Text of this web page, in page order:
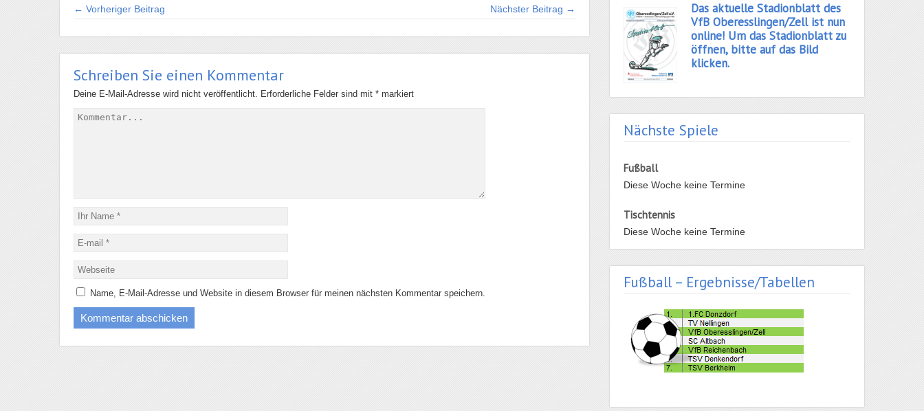
← Vorheriger Beitrag Nächster Beitrag →
Schreiben Sie einen Kommentar
Deine E-Mail-Adresse wird nicht veröffentlicht. Erforderliche Felder sind mit * markiert
Name, E-Mail-Adresse und Website in diesem Browser für meinen nächsten Kommentar speichern.
Das aktuelle Stadionblatt des
VfB Oberesslingen/Zell ist nun
online! Um das Stadionblatt zu
öffnen, bitte auf das Bild
klicken.
Nächste Spiele
Fußball
Diese Woche keine Termine
Tischtennis
Diese Woche keine Termine
Fußball – Ergebnisse/Tabellen